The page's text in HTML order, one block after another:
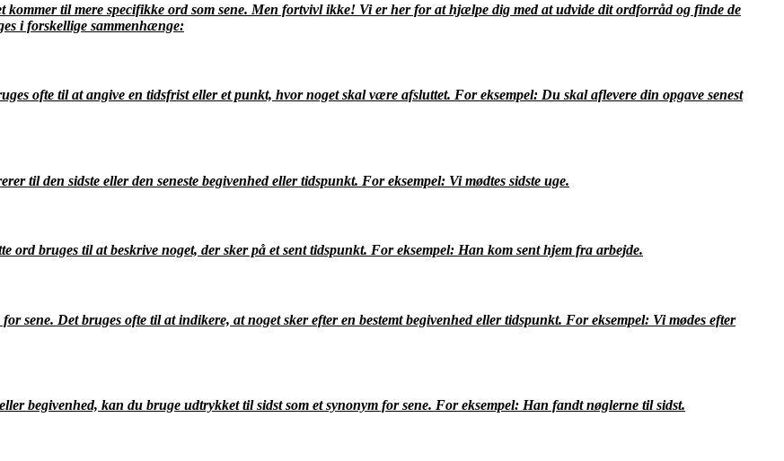
til mere specifikke ord som sene. Men fortvivl ikke! Vi er her for at hjælpe dig med at udvide dit ordforråd og finde de
i forskellige sammenhænge:
ofte til at angive en tidsfrist eller et punkt, hvor noget skal være afsluttet. For eksempel: Du skal aflevere din opgave senest
til den sidste eller den seneste begivenhed eller tidspunkt. For eksempel: Vi mødtes sidste uge.
ord bruges til at beskrive noget, der sker på et sent tidspunkt. For eksempel: Han kom sent hjem fra arbejde.
sene. Det bruges ofte til at indikere, at noget sker efter en bestemt begivenhed eller tidspunkt. For eksempel: Vi mødes efter
begivenhed, kan du bruge udtrykket til sidst som et synonym for sene. For eksempel: Han fandt nøglerne til sidst.